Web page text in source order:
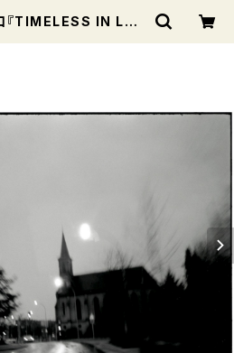
『TIMELESS IN LUX